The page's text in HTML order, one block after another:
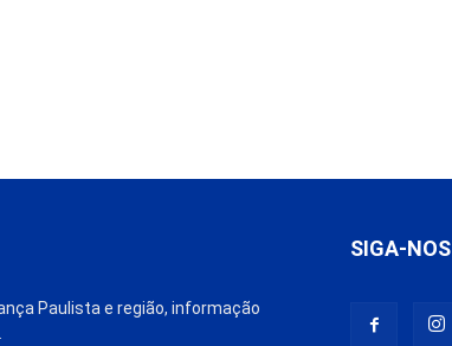
Paulista e região, informação
SIGA-NOS